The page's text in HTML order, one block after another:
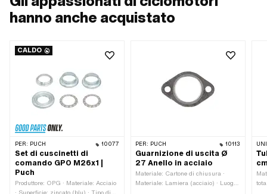
hanno anche acquistato
CALDO
PER: PUCH 10077
Set di cuscinetti di
comando GPO M26x1 |
Puch
Produttore: OPG · Materiale: Acciaio
PER: PUCH 10113
Guarnizione di uscita Ø
27 Anello in acciaio
Materiale: Cartone di chiusura ·
Materiale: Lamiera (acciaio) · Luogo